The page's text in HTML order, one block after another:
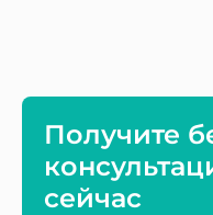
Получите
сейчас